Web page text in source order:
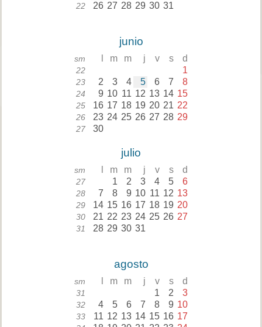
22 26 27 28 29 30 31
junio
sm m m j v s d
22 1
23 2 3 4 5 6 7 8
24 9 10 11 12 13 14 15
25 16 17 18 19 20 21 22
26 23 24 25 26 27 28 29
27 30
julio
sm m m j v s d
27 1 2 3 4 5 6
28 7 8 9 10 11 12 13
29 14 15 16 17 18 19 20
30 21 22 23 24 25 26 27
31 28 29 30 31
agosto
sm m m j v s d
31 1 2 3
32 4 5 6 7 8 9 10
33 11 12 13 14 15 16 17